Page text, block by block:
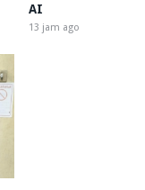
AI
13 jam ago